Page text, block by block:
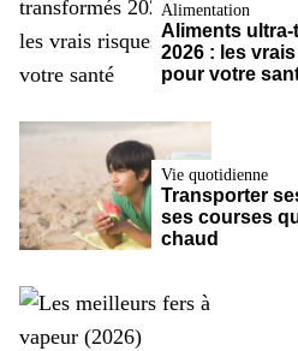
Alimentation
Aliments
2026 : les
pour votre
Vie quotidienne
Transporter
ses courses
chaud